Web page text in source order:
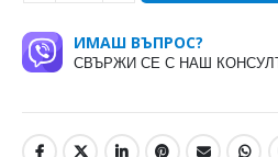
ИМАШ ВЪПРОС?
СВЪРЖИ СЕ С НАШ